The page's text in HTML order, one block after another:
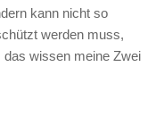
kann nicht so
werden muss,
wissen meine Zwei